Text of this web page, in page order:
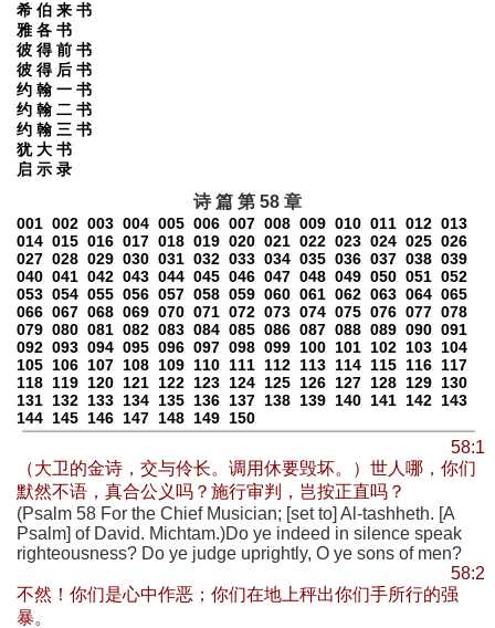
希 伯 来 书
雅 各 书
彼 得 前 书
彼 得 后 书
约 翰 一 书
约 翰 二 书
约 翰 三 书
犹 大 书
启 示 录
诗 篇 第 58 章
001 002 003 004 005 006 007 008 009 010 011 012 013
014 015 016 017 018 019 020 021 022 023 024 025 026
027 028 029 030 031 032 033 034 035 036 037 038 039
040 041 042 043 044 045 046 047 048 049 050 051 052
053 054 055 056 057 058 059 060 061 062 063 064 065
066 067 068 069 070 071 072 073 074 075 076 077 078
079 080 081 082 083 084 085 086 087 088 089 090 091
092 093 094 095 096 097 098 099 100 101 102 103 104
105 106 107 108 109 110 111 112 113 114 115 116 117
118 119 120 121 122 123 124 125 126 127 128 129 130
131 132 133 134 135 136 137 138 139 140 141 142 143
144 145 146 147 148 149 150
58:1
（大卫的金诗，交与伶长。调用休要毁坏。）世人哪，你们
默然不语，真合公义吗？施行审判，岂按正直吗？
(Psalm 58 For the Chief Musician; [set to] Al-tashheth. [A
Psalm] of David. Michtam.)Do ye indeed in silence speak
righteousness? Do ye judge uprightly, O ye sons of men?
58:2
不然！你们是心中作恶；你们在地上秤出你们手所行的强
暴。